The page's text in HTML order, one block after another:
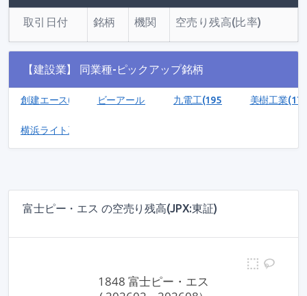
取引日付 銘柄 機関 空売り残高(比率)
【建設業】 同業種-ピックアップ銘柄
創建エース(1757) ビーアールホールディングス(1726)
九電工(1959) 美樹工業
横浜ライト工業(1452)
富士ピー・エス の空売り残高(JPX:東証)
1848 富士ピー・エス